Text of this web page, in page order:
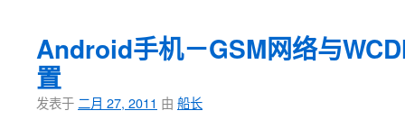
Android手机－GSM网络与
置
发表于 二月 27, 2011 由 船长